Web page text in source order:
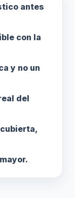
antes
con la
y no un
del